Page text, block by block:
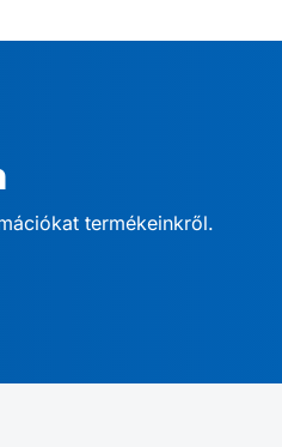
termékeinkről.